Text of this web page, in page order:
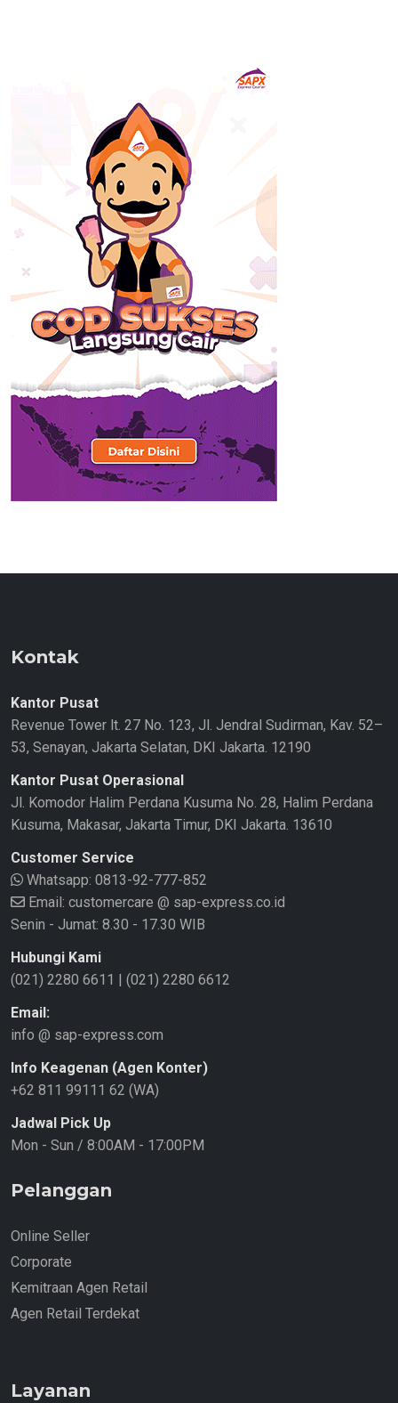
Kontak
Kantor Pusat
Revenue Tower lt. 27 No. 123, Jl. Jendral Sudirman, Kav. 52–
53, Senayan, Jakarta Selatan, DKI Jakarta. 12190
Kantor Pusat Operasional
Jl. Komodor Halim Perdana Kusuma No. 28, Halim Perdana
Kusuma, Makasar, Jakarta Timur, DKI Jakarta. 13610
Customer Service
Whatsapp: 0813-92-777-852
Email: customercare @ sap-express.co.id
Senin - Jumat: 8.30 - 17.30 WIB
Hubungi Kami
(021) 2280 6611
(021) 2280 6612
Email:
info @ sap-express.com
Info Keagenan (Agen Konter)
+62 811 99111 62 (WA)
Jadwal Pick Up
Mon - Sun / 8:00AM - 17:00PM
Pelanggan
Online Seller
Corporate
Kemitraan Agen Retail
Agen Retail Terdekat
Layanan